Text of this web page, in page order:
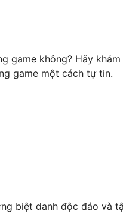
không? Hãy
game một cách tự tin.
biệt danh độc đáo và